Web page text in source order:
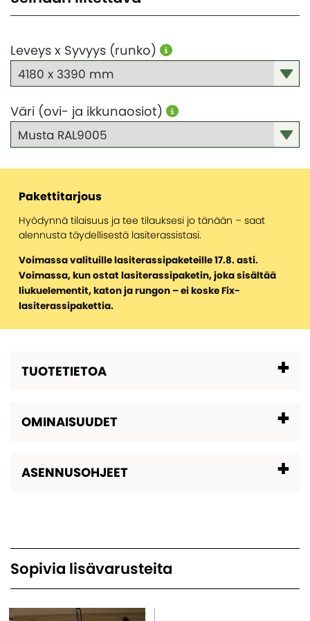
Yksinkertainen lisärakennus antoi mökille uutta
elämää
Erillinen lasiterassi toteutettiin uima-altaan
yhteyteen
Perinteinen, punainen ja kuvankaunis
KATEGORIAT
Pergola
Tietoa kasvihuoneistamme
Myrskytakuu kasvihuoneelle
Rakenna kasvihuoneen perustus itse
KATEGORIAT
Pergola
Näin valitset oikean lasiterassin
8 syytä hankkia lasiterassi
Tämän takia lasiterassi ja kasvihuone ovat fiksu
investointi
Mikä kasvihuonemalli sopii juuri sinulle
Arkkitehdin vinkit
Leveys x Syvyys (runko)
Väri (ovi- ja ikkunaosiot)
Pakettitarjous
Hyödynnä tilaisuus ja tee tilauksesi jo tänään – saat
alennusta täydellisestä lasiterassistasi.
Voimassa valituille lasiterassipaketeille 17.8. asti.
Voimassa, kun ostat lasiterassipaketin, joka sisältää
liukuelementit, katon ja rungon – ei koske Fix-
lasiterassipakettia.
TUOTETIETOA
OMINAISUUDET
ASENNUSOHJEET
Sopivia lisävarusteita